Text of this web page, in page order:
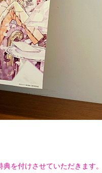
を付けさせていただきます。